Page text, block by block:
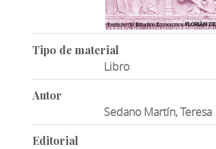
Tipo de material
Libro
Autor
Sedano Martín, Teresa
Editorial